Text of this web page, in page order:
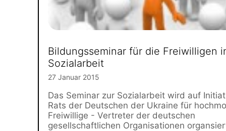
Bildungsseminar für die Freiwilligen
Sozialarbeit
27 Januar 2015
Das Seminar zur Sozialarbeit wird auf
Rats der Deutschen der Ukraine für
Freiwillige - Vertreter der deutschen
gesellschaftlichen Organisationen